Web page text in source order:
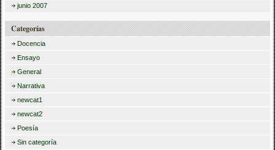
junio 2007
Categorías
Docencia
Ensayo
General
Narrativa
newcat1
newcat2
Poesía
Sin categoría